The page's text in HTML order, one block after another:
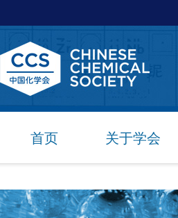
首页 关于学会